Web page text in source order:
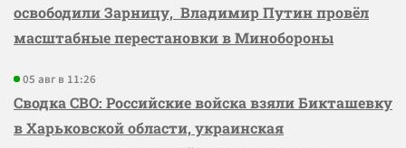
освободили Зарницу, Владимир Путин провёл
масштабные перестановки в Минобороны
05 авг в 11:26
Сводка СВО: Российские войска взяли Бикташевку
в Харьковской области, украинская